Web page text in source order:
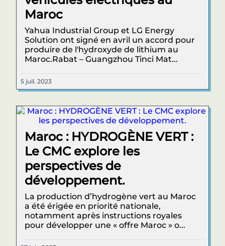
Maroc
Yahua Industrial Group et LG Energy
Solution ont signé en avril un accord pour
produire de l'hydroxyde de lithium au
Maroc.Rabat – Guangzhou Tinci Mat...
5 juil. 2023
Maroc : HYDROGÈNE VERT :
Le CMC explore les
perspectives de
développement.
La production d’hydrogène vert au Maroc
a été érigée en priorité nationale,
notamment après instructions royales
pour développer une « offre Maroc » o...